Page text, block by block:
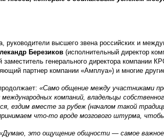
высшего звена российских и
Березиков (исполнительный директор
заместитель генерального директора компании
партнер компании «Амплуа») и многие
«Само общение между участниками
компаний, владельцы
ездим вместе за рубеж (началом такой
что-то вроде мозгового штурма,
это ощущение общности — самое